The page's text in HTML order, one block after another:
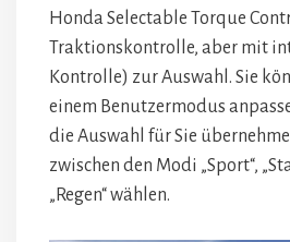
Honda Selectable Torque
Traktionskontrolle, aber mit
Kontrolle) zur Auswahl. Sie
einem Benutzermodus
die Auswahl für Sie
zwischen den Modi „Sport“,
„Regen“ wählen.